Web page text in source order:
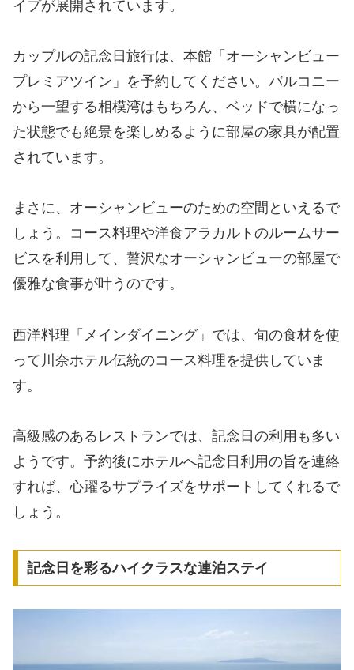
イプが展開されています。
カップルの記念日旅行は、本館「オーシャンビュー
プレミアツイン」を予約してください。バルコニー
から一望する相模湾はもちろん、ベッドで横になっ
た状態でも絶景を楽しめるように部屋の家具が配置
されています。
まさに、オーシャンビューのための空間といえるで
しょう。コース料理や洋食アラカルトのルームサー
ビスを利用して、贅沢なオーシャンビューの部屋で
優雅な食事が叶うのです。
西洋料理「メインダイニング」では、旬の食材を使
って川奈ホテル伝統のコース料理を提供していま
す。
高級感のあるレストランでは、記念日の利用も多い
ようです。予約後にホテルへ記念日利用の旨を連絡
すれば、心躍るサプライズをサポートしてくれるで
しょう。
記念日を彩るハイクラスな連泊ステイ